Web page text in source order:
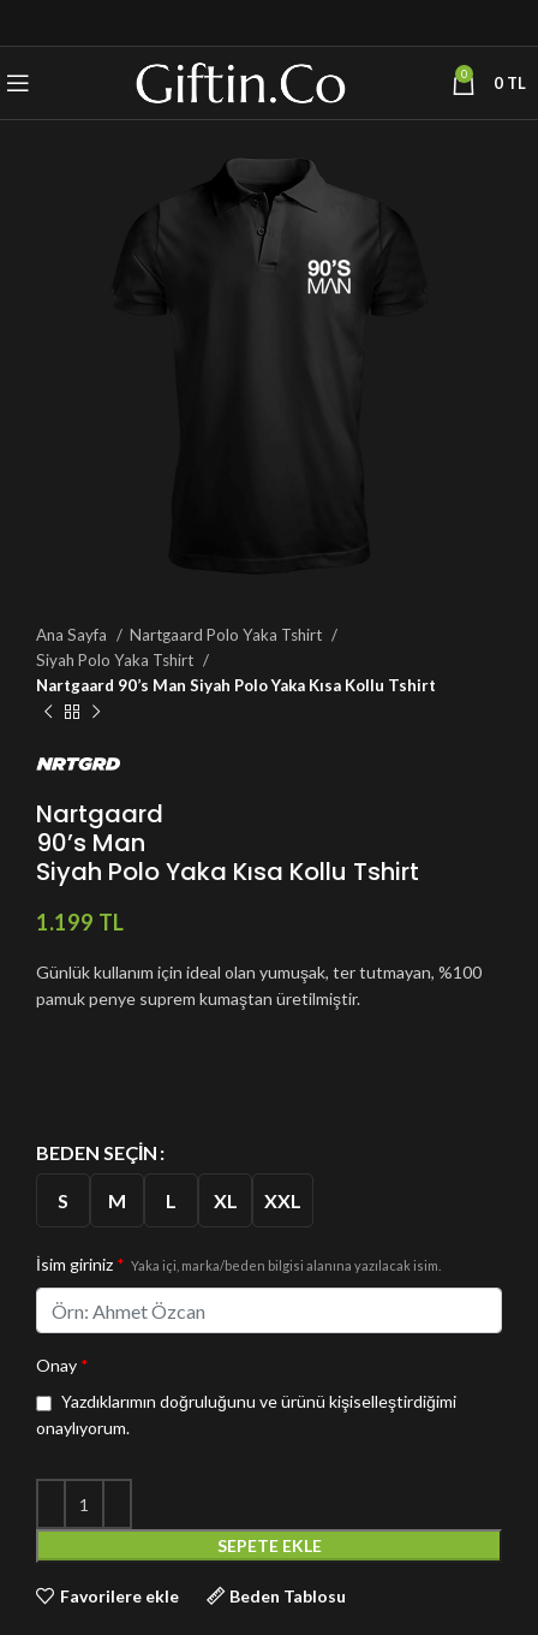
0 0 TL
Ana Sayfa
Nartgaard Polo Yaka Tshirt
Siyah Polo Yaka Tshirt
Nartgaard 90’s Man Siyah Polo Yaka Kısa Kollu Tshirt
Nartgaard
90’s Man
Siyah Polo Yaka Kısa Kollu Tshirt
TL
Günlük kullanım için ideal olan yumuşak, ter tutmayan, %100
pamuk penye suprem kumaştan üretilmiştir.
BEDEN SEÇIN
S M L XL XXL
İsim giriniz * Yaka içi, marka/beden bilgisi alanına yazılacak isim.
Onay *
Yazdıklarımın doğruluğunu ve ürünü kişiselleştirdiğimi
onaylıyorum.
SEPETE EKLE
Favorilere ekle Beden Tablosu